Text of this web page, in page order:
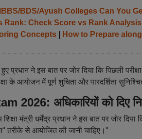
BDS/Ayush Colleges Can You
Rank: Check Score vs Rank Analysis
Concepts| How to Prepare
प्रधान ने इस बात पर जोर दिया कि पिछली
के आयोजन में पूर्ण शुचिता और पारदर्शिता
2026: अधिकारियों को दिए
मंत्री धर्मेंद्र प्रधान ने इस बात पर जोर दिया
तरीके से आयोजित की जानी चाहिए।''